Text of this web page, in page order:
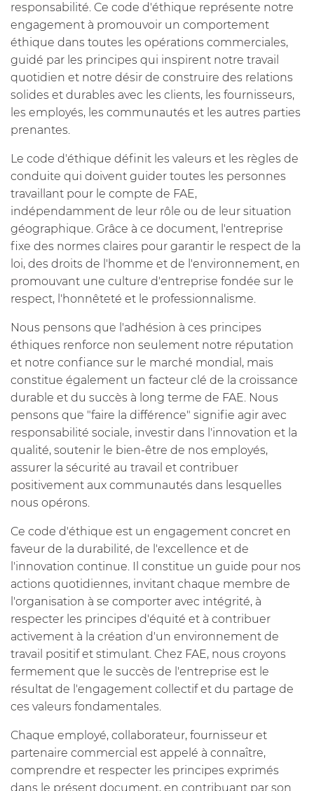
responsabilité. Ce code d'éthique représente notre
engagement à promouvoir un comportement
éthique dans toutes les opérations commerciales,
guidé par les principes qui inspirent notre travail
quotidien et notre désir de construire des relations
solides et durables avec les clients, les fournisseurs,
les employés, les communautés et les autres parties
prenantes.
Le code d'éthique définit les valeurs et les règles de
conduite qui doivent guider toutes les personnes
travaillant pour le compte de FAE,
indépendamment de leur rôle ou de leur situation
géographique. Grâce à ce document, l'entreprise
fixe des normes claires pour garantir le respect de la
loi, des droits de l'homme et de l'environnement, en
promouvant une culture d'entreprise fondée sur le
respect, l'honnêteté et le professionnalisme.
Nous pensons que l'adhésion à ces principes
éthiques renforce non seulement notre réputation
et notre confiance sur le marché mondial, mais
constitue également un facteur clé de la croissance
durable et du succès à long terme de FAE. Nous
pensons que "faire la différence" signifie agir avec
responsabilité sociale, investir dans l'innovation et la
qualité, soutenir le bien-être de nos employés,
assurer la sécurité au travail et contribuer
positivement aux communautés dans lesquelles
nous opérons.
Ce code d'éthique est un engagement concret en
faveur de la durabilité, de l'excellence et de
l'innovation continue. Il constitue un guide pour nos
actions quotidiennes, invitant chaque membre de
l'organisation à se comporter avec intégrité, à
respecter les principes d'équité et à contribuer
activement à la création d'un environnement de
travail positif et stimulant. Chez FAE, nous croyons
fermement que le succès de l'entreprise est le
résultat de l'engagement collectif et du partage de
ces valeurs fondamentales.
Chaque employé, collaborateur, fournisseur et
partenaire commercial est appelé à connaître,
comprendre et respecter les principes exprimés
dans le présent document, en contribuant par son